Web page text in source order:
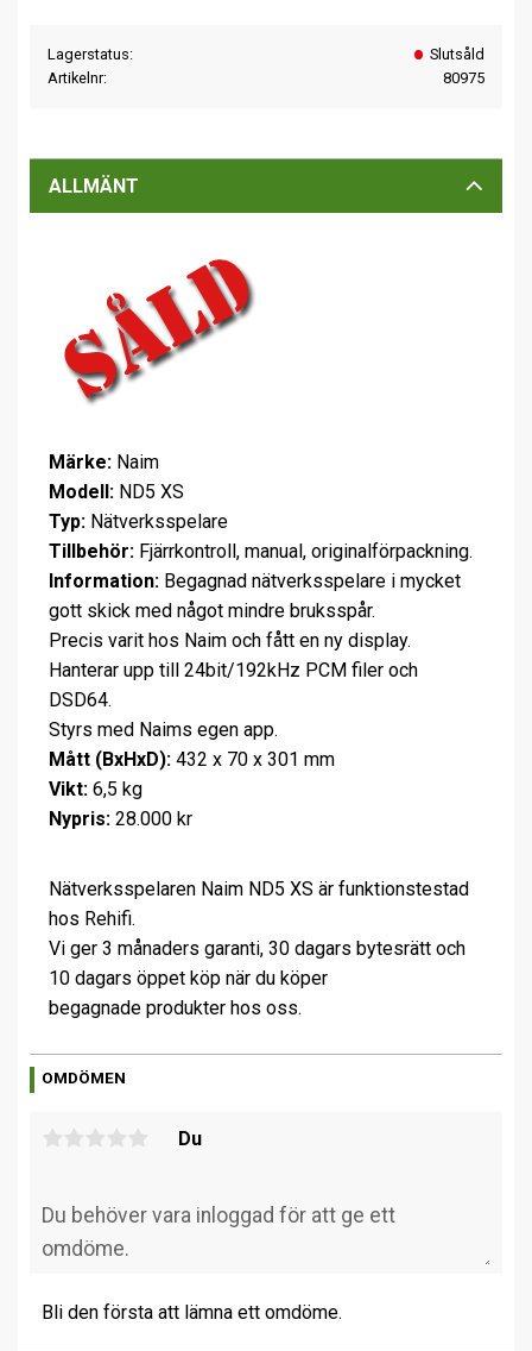
Lagerstatus
Slutsåld
Artikelnr
80975
ALLMÄNT
Märke: Naim
Modell: ND5 XS
Typ: Nätverksspelare
Tillbehör: Fjärrkontroll, manual, originalförpackning.
Information: Begagnad nätverksspelare i mycket
gott skick med något mindre bruksspår.
Precis varit hos Naim och fått en ny display.
Hanterar upp till 24bit/192kHz PCM filer och
DSD64.
Styrs med Naims egen app.
Mått (BxHxD): 432 x 70 x 301 mm
Vikt: 6,5 kg
Nypris: 28.000 kr
Nätverksspelaren Naim ND5 XS är funktionstestad
hos Rehifi.
Vi ger 3 månaders garanti, 30 dagars bytesrätt och
10 dagars öppet köp när du köper
begagnade produkter hos oss.
OMDÖMEN
Du
Bli den första att lämna ett omdöme.